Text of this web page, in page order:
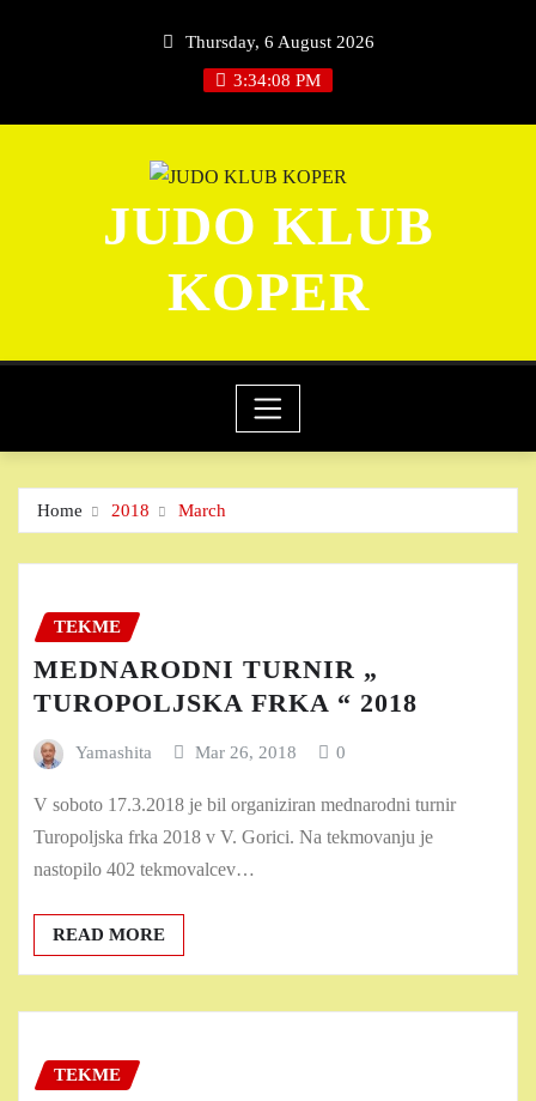
Thursday, 6 August 2026
3:34:09 PM
JUDO KLUB
KOPER
Home 2018 March
TEKME
MEDNARODNI TURNIR „
TUROPOLJSKA FRKA “ 2018
Yamashita Mar 26, 2018 0
V soboto 17.3.2018 je bil organiziran mednarodni turnir
Turopoljska frka 2018 v V. Gorici. Na tekmovanju je
nastopilo 402 tekmovalcev…
READ MORE
TEKME